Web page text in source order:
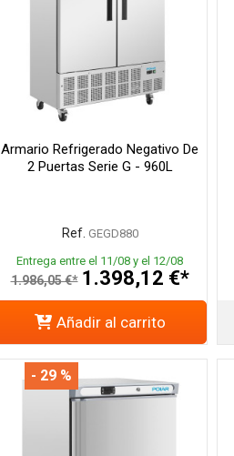
Armario Refrigerado Negativo De
2 Puertas Serie G - 960L
Ref. GEGD880
Entrega entre el 11/08 y el 12/08
1.986,05 €* 1.398,12 €*
Añadir al carrito
- 29 %